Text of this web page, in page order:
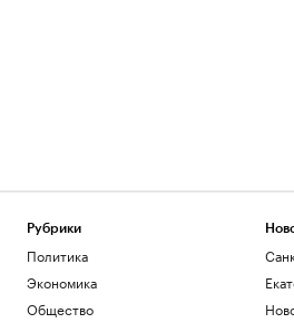
Рубрики
Политика
Экономика
Общество